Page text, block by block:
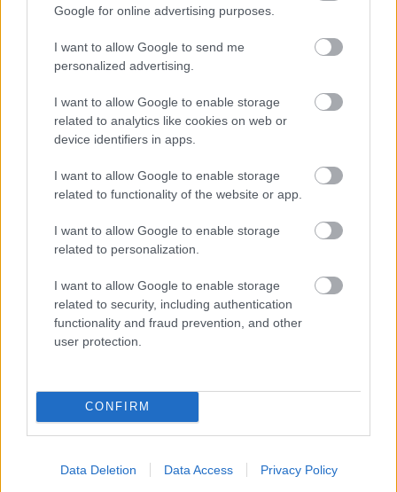
Google for online advertising purposes.
I want to allow Google to send me
personalized advertising.
I want to allow Google to enable storage
related to analytics like cookies on web or
device identifiers in apps.
I want to allow Google to enable storage
related to functionality of the website or app.
I want to allow Google to enable storage
related to personalization.
I want to allow Google to enable storage
related to security, including authentication
functionality and fraud prevention, and other
user protection.
CONFIRM
Data Deletion Data Access Privacy Policy
Megosztás
Küldés
Itt állíthatod be, hogy a Google
keresőben könnyebben megtaláld a
glamour.hu cikkeit